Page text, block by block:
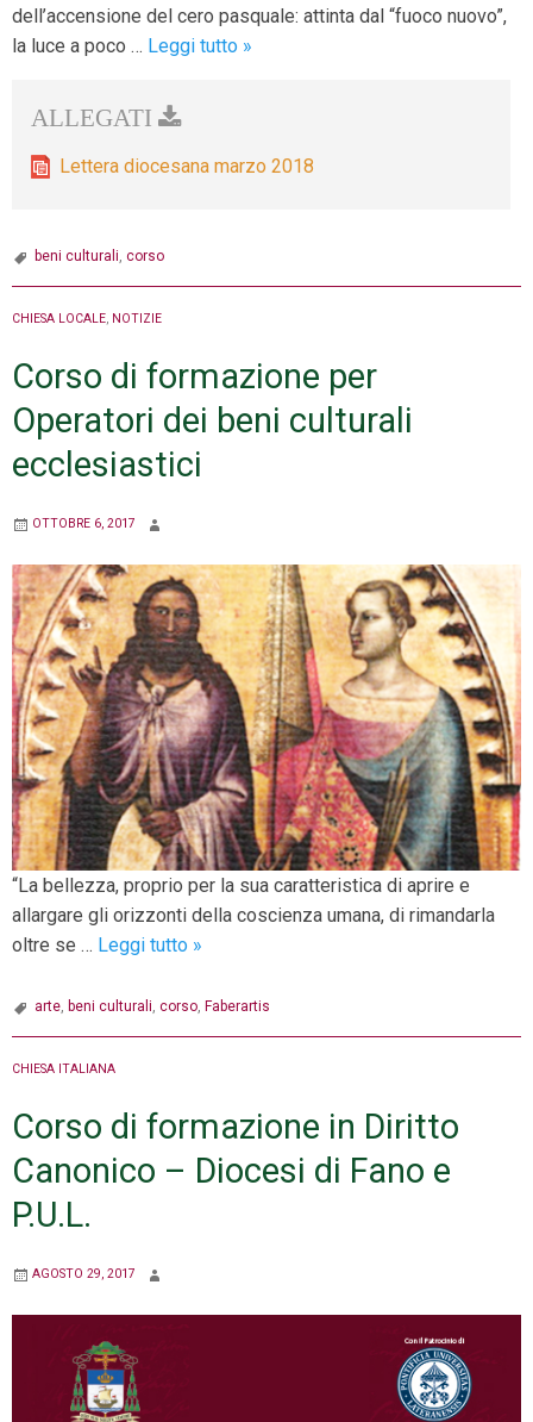
dell’accensione del cero pasquale: attinta dal “fuoco nuovo”,
la luce a poco … Leggi tutto Lettera
»
Lettera diocesana marzo 2018
beni culturali, corso
CHIESA LOCALE, NOTIZIE
Corso di formazione per
Operatori dei beni culturali
ecclesiastici
OTTOBRE 6, 2017
“La bellezza, proprio per la sua caratteristica di aprire e
allargare gli orizzonti della coscienza umana, di rimandarla
oltre se … Leggi tutto Corso
formazione
per
beni
culturali
ecclesiastici
»
arte, beni culturali, corso, Faberartis
CHIESA ITALIANA
Corso di formazione in Diritto
Canonico – Diocesi di Fano e
P.U.L.
AGOSTO 29, 2017